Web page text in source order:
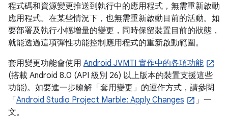
程式碼和資源變更推送到執行中的應用程式，無需重新啟動
應用程式。在某些情況下，也無需重新啟動目前的活動。如
要部署及執行小幅增量的變更，同時保留裝置目前的狀態，
就能透過這項彈性功能控制應用程式的重新啟動範圍。
套用變更功能會使用 Android JVMTI 實作中的各項功能
(搭載 Android 8.0 (API 級別 26) 以上版本的裝置支援這些
功能)。如要進一步瞭解「套用變更」的運作方式，請參閱
「Android Studio Project Marble: Apply Changes
」一
文。